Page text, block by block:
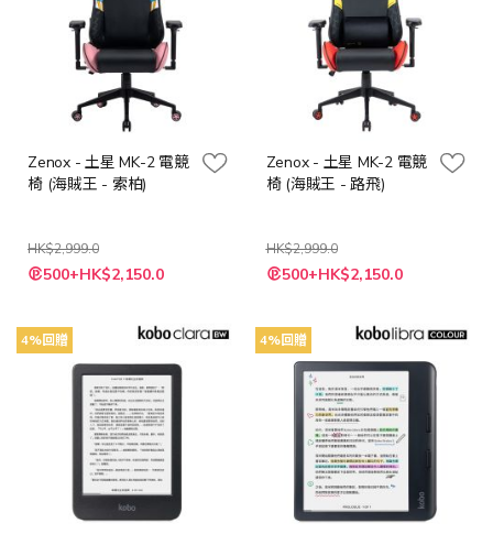
Zenox - 土星 MK-2 電競
椅 (海賊王 - 索柏)
HK$2,999.0
特
殊 500+HK$2,150.0
Zenox - 土星 MK-2 電競
椅 (海賊王 - 路飛)
HK$2,999.0
特
殊 500+HK$2,150.0
4%回贈 4%回贈